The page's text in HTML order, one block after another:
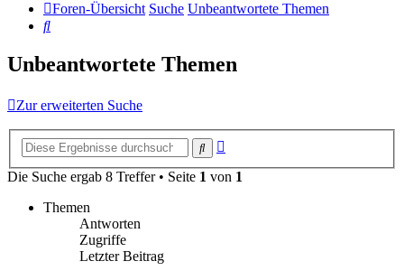
Foren-Übersicht Suche Unbeantwortete Themen
Suche
Unbeantwortete Themen
Zur erweiterten Suche
Suche
Die Suche ergab 8 Treffer • Seite 1 von 1
Themen
Antworten
Zugriffe
Letzter Beitrag